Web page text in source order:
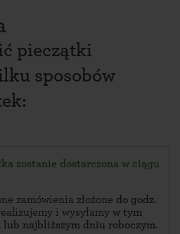
pieczątki
sposobów
zostanie dostarczona w ciągu
zamówienia złożone do godz.
i wysyłamy w tym
lub najbliższym dniu roboczym.